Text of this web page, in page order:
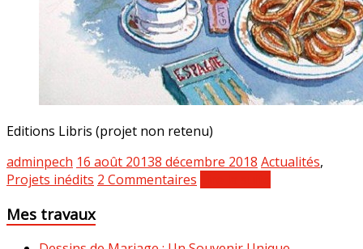
Editions Libris (projet non retenu)
adminpech 16 août 20138 décembre 2018 Actualités,
Projets inédits 2 Commentaires
Mes travaux